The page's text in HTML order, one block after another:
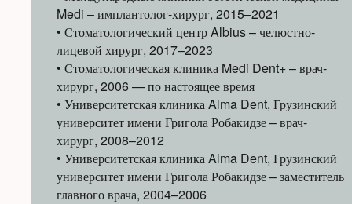
Medi – имплантолог-хирург, 2015–2021
• Стоматологический центр Albius – челюстно-
лицевой хирург, 2017–2023
• Стоматологическая клиника Medi Dent+ – врач-
хирург, 2006 — по настоящее время
• Университетская клиника Alma Dent, Грузинский
университет имени Григола Робакидзе – врач-
хирург, 2008–2012
• Университетская клиника Alma Dent, Грузинский
университет имени Григола Робакидзе – заместитель
главного врача, 2004–2006